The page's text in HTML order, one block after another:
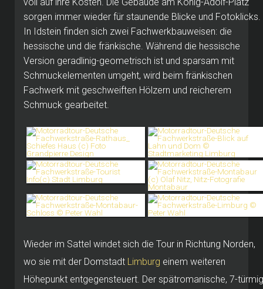
sorgen immer wieder für staunende Blicke und Fotoklicks.
In Idstein finden sich zwei Fachwerkbauweisen: die
hessische und die fränkische. Während die hessische
Version geradlinig-geometrisch ist und sparsam mit
Schmuckelementen umgeht, wird beim fränkischen
Fachwerk mit geschweiften Hölzern und reicherem
Schmuck gearbeitet.
Wieder im Sattel windet sich die Tour in Richtung Norden,
wo sie mit der Domstadt Limburg einem weiteren
Höhepunkt entgegensteuert. Der spätromanische, 7-